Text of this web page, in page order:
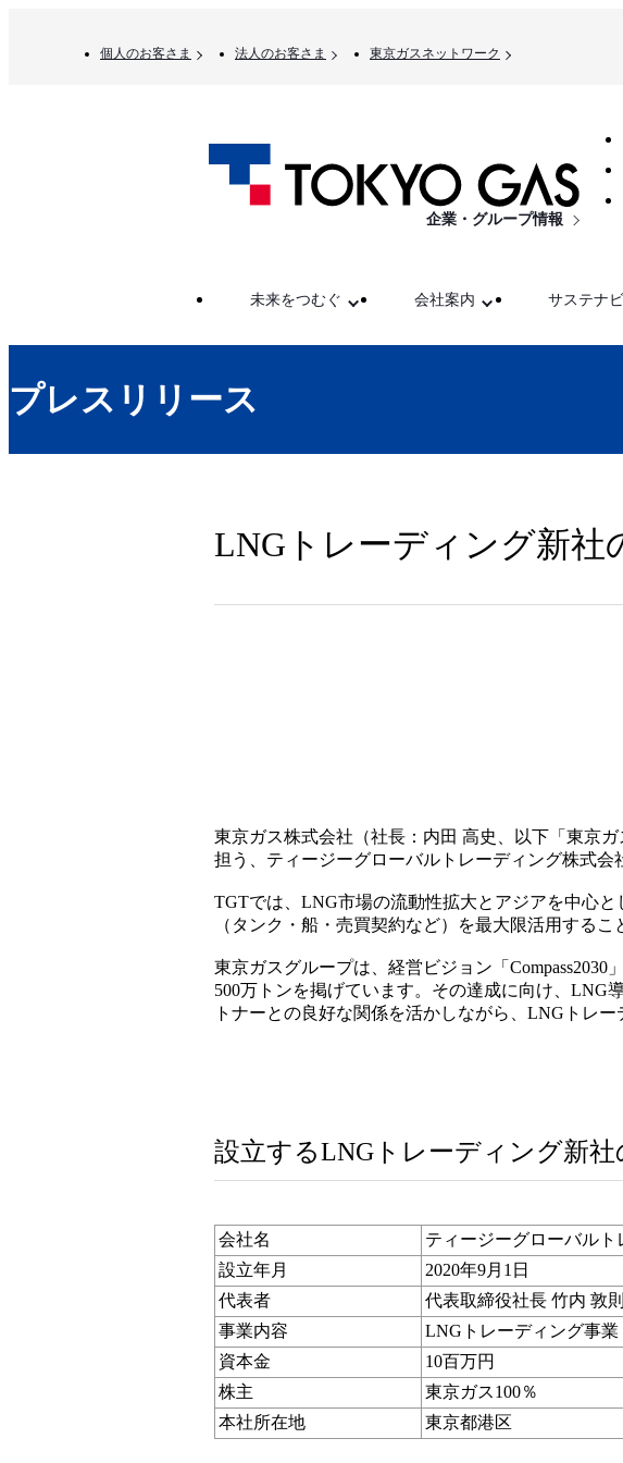
個人のお客さま 法人のお客さま 東京ガスネットワーク
企業・グループ情報
未来をつむぐ 会社案内 サステナ
プレスリリース
LNGトレーディング新社
東京ガス株式会社（社長：内田 高史、以下「東京
担う、ティージーグローバルトレーディング株式会
TGTでは、LNG市場の流動性拡大とアジアを中心
（タンク・船・売買契約など）を最大限活用する
東京ガスグループは、経営ビジョン「
500万トンを掲げています。その達成に向け、LNG
トナーとの良好な関係を活かしながら、LNGトレ
設立するLNGトレーディング新社
会社名
ティージーグローバル
設立年月
2020年9月1日
代表者
代表取締役社長 竹内 敦則
事業内容
LNGトレーディング事業
資本金
10百万円
株主
東京ガス100％
本社所在地
東京都港区